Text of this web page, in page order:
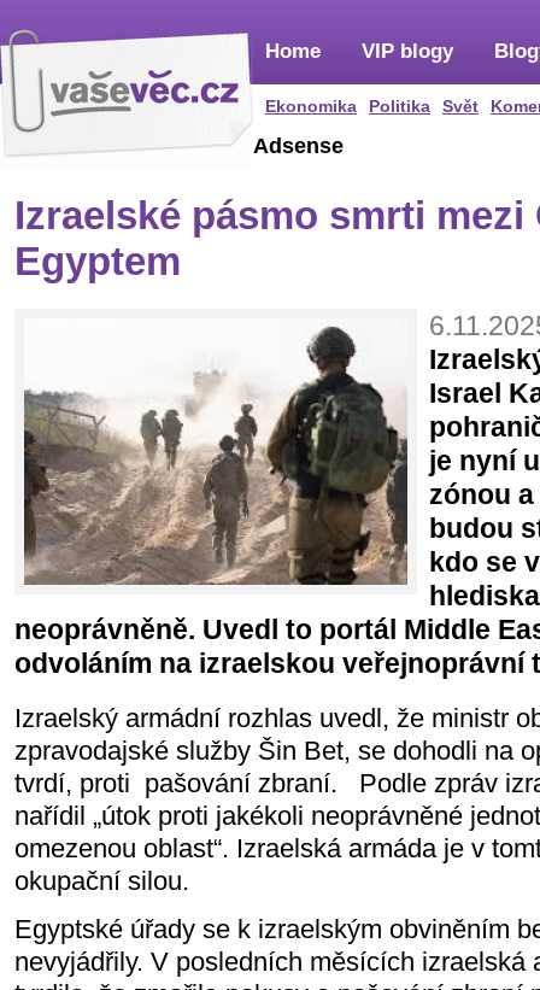
Home
Ekonomika Politika Svět
VIP blogy
Adsense
Izraelské pásmo smrti mezi
Egyptem
Israel
je nyní
zónou
budou
kdo se
neoprávněně. Uvedl to portál Middle
odvoláním na izraelskou veřejnoprávní
Izraelský armádní rozhlas uvedl, že ministr
zpravodajské služby Šin Bet, se dohodli na
tvrdí, proti pašování zbraní. Podle zpráv
nařídil „útok proti jakékoli neoprávněné
omezenou oblast“. Izraelská armáda je v
okupační silou.
Egyptské úřady se k izraelským obviněním
nevyjádřily. V posledních měsících izraelská